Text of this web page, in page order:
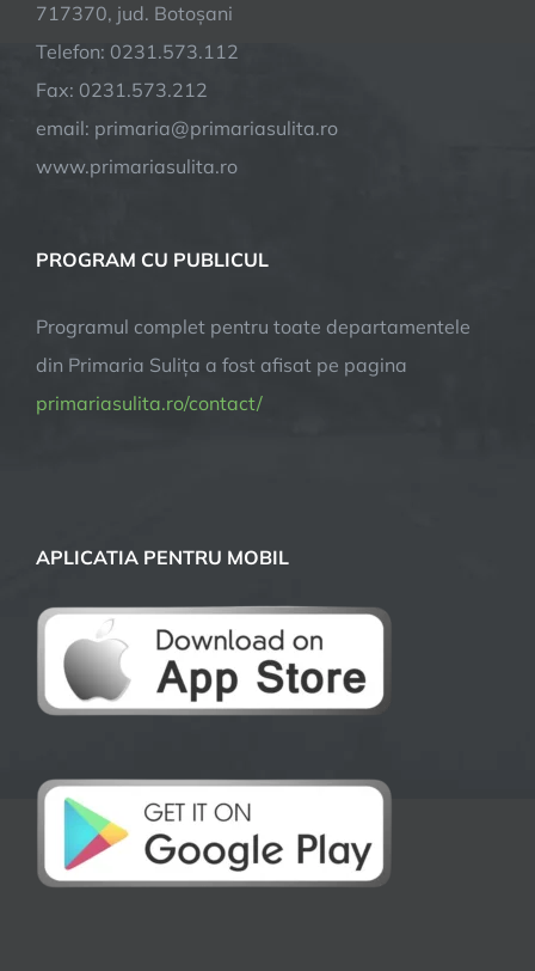
717370, jud. Botoșani
Telefon: 0231.573.112
Fax: 0231.573.212
email: primaria@primariasulita.ro
www.primariasulita.ro
PROGRAM CU PUBLICUL
Programul complet pentru toate departamentele
din Primaria Sulița a fost afisat pe pagina
primariasulita.ro/contact/
APLICATIA PENTRU MOBIL